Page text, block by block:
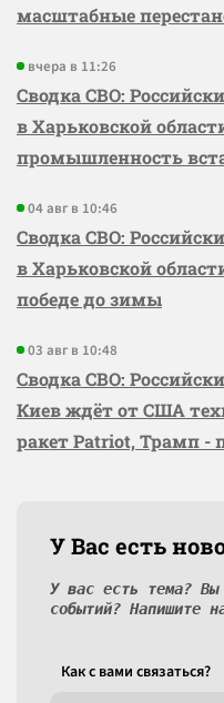
масштабные
вчера в 11:26
Сводка СВО:
в Харьковской
промышленность
04 авг в 10:46
Сводка СВО:
в Харьковской
победе до зимы
03 авг в 10:48
Сводка СВО:
Киев ждёт от США
ракет Patriot, Трамп -
У Вас есть
У вас есть тема? Вы
событий? Напишите
Как c вами связаться?